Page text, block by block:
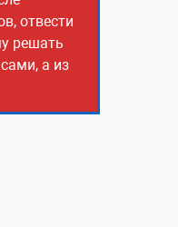
отвести
решать
а из